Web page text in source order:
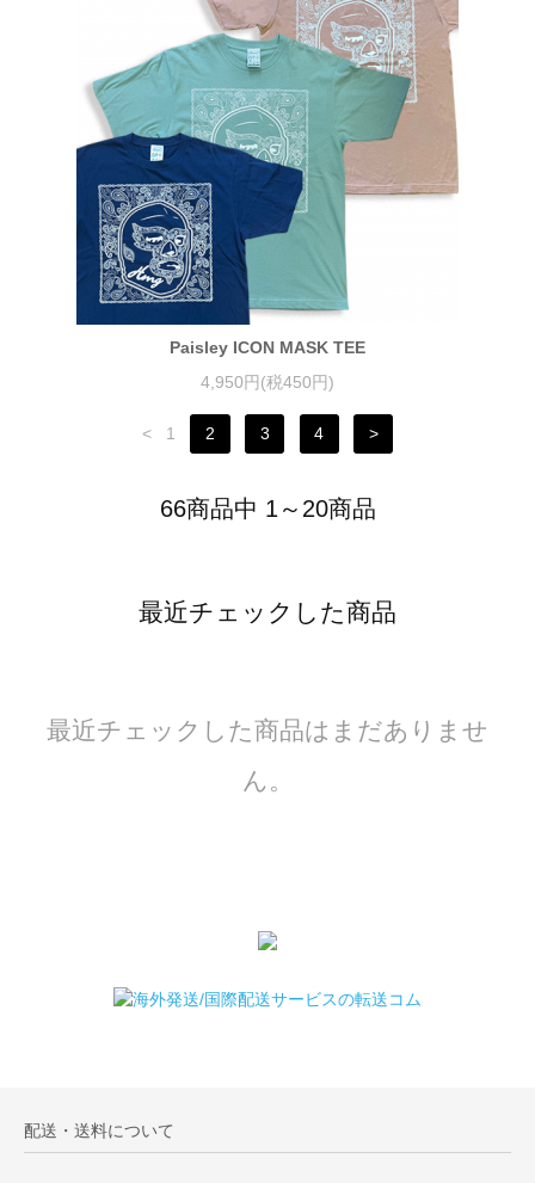
Paisley ICON MASK TEE
4,950円(税450円)
< 1 2 3 4 >
66商品中 1～20商品
最近チェックした商品
最近チェックした商品はまだありませ
ん。
配送・送料について